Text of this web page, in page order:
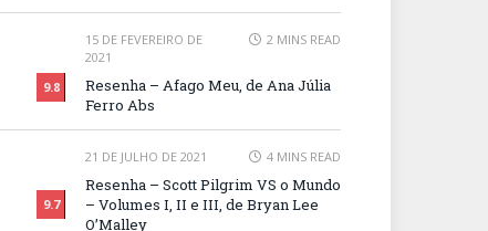
9.8
15 DE FEVEREIRO DE
2021
2 MINS READ
Resenha – Afago Meu, de Ana Júlia
Ferro Abs
9.7
21 DE JULHO DE 2021 4 MINS READ
Resenha – Scott Pilgrim VS o Mundo
– Volumes I, II e III, de Bryan Lee
O’Malley